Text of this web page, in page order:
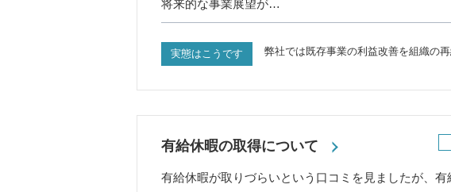
将来的な事業展望が…
実態はこうです 弊社では既存事業の利益改善を組織の
有給休暇の取得について
有給休暇が取りづらいという口コミを見ましたが、